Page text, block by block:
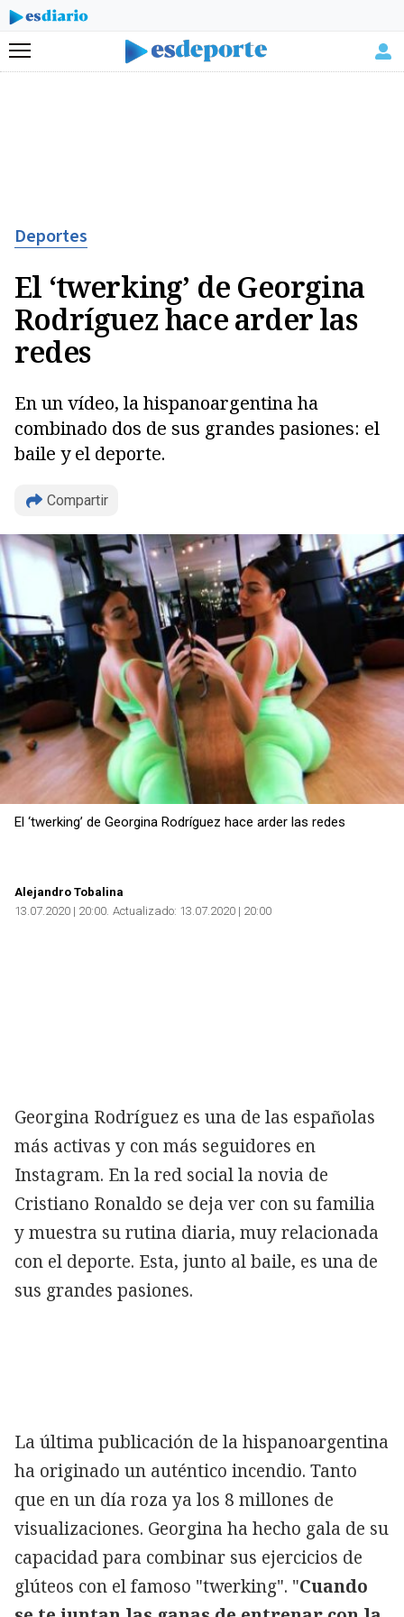
Menú
Deportes
El ‘twerking’ de Georgina
Rodríguez hace arder las
redes
En un vídeo, la hispanoargentina ha
combinado dos de sus grandes pasiones: el
baile y el deporte.
Compartir
Copiar
El ‘twerking’ de Georgina Rodríguez hace arder las redes
Alejandro Tobalina
13.07.2020 | 20:00 Actualizado: 13.07.2020 | 20:00
Georgina Rodríguez es una de las españolas
más activas y con más seguidores en
Instagram. En la red social la novia de
Cristiano Ronaldo se deja ver con su familia
y muestra su rutina diaria, muy relacionada
con el deporte. Esta, junto al baile, es una de
sus grandes pasiones.
La última publicación de la hispanoargentina
ha originado un auténtico incendio. Tanto
que en un día roza ya los 8 millones de
visualizaciones. Georgina ha hecho gala de su
capacidad para combinar sus ejercicios de
glúteos con el famoso "twerking". "Cuando